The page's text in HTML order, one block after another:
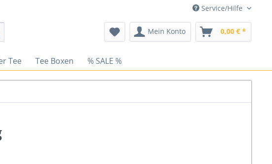
Service/Hilfe
Mein Konto 0,00 € *
Tee Tee Boxen % SALE %